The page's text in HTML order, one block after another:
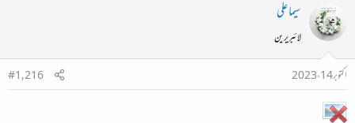
سیما علی
لائبریرین
اکتوبر 14، 2023
#1,216